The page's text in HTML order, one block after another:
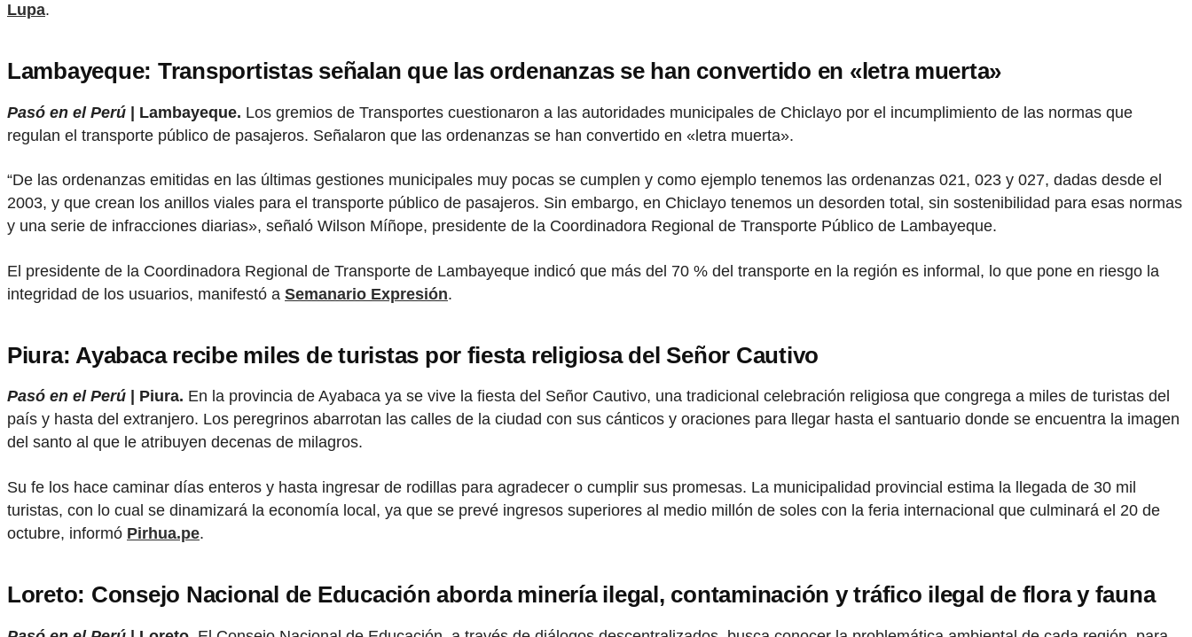
Lupa.
Lambayeque: Transportistas señalan que las ordenanzas se han convertido en «letra muerta»
Pasó en el Perú | Lambayeque. Los gremios de Transportes cuestionaron a las autoridades municipales de Chiclayo por el incumplimiento de las normas que
regulan el transporte público de pasajeros. Señalaron que las ordenanzas se han convertido en «letra muerta».
“De las ordenanzas emitidas en las últimas gestiones municipales muy pocas se cumplen y como ejemplo tenemos las ordenanzas 021, 023 y 027, dadas desde el
2003, y que crean los anillos viales para el transporte público de pasajeros. Sin embargo, en Chiclayo tenemos un desorden total, sin sostenibilidad para esas normas
y una serie de infracciones diarias», señaló Wilson Míñope, presidente de la Coordinadora Regional de Transporte Público de Lambayeque.
El presidente de la Coordinadora Regional de Transporte de Lambayeque indicó que más del 70 % del transporte en la región es informal, lo que pone en riesgo la
integridad de los usuarios, manifestó a Semanario Expresión.
Piura: Ayabaca recibe miles de turistas por fiesta religiosa del Señor Cautivo
Pasó en el Perú | Piura. En la provincia de Ayabaca ya se vive la fiesta del Señor Cautivo, una tradicional celebración religiosa que congrega a miles de turistas del
país y hasta del extranjero. Los peregrinos abarrotan las calles de la ciudad con sus cánticos y oraciones para llegar hasta el santuario donde se encuentra la imagen
del santo al que le atribuyen decenas de milagros.
Su fe los hace caminar días enteros y hasta ingresar de rodillas para agradecer o cumplir sus promesas. La municipalidad provincial estima la llegada de 30 mil
turistas, con lo cual se dinamizará la economía local, ya que se prevé ingresos superiores al medio millón de soles con la feria internacional que culminará el 20 de
octubre, informó Pirhua.pe.
Loreto: Consejo Nacional de Educación aborda minería ilegal, contaminación y tráfico ilegal de flora y fauna